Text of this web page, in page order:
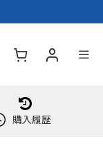
購入履歴